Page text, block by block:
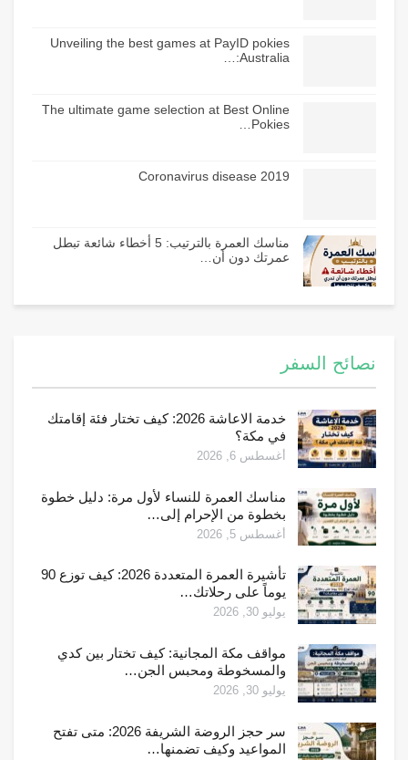
Unveiling the best games at PayID pokies
Australia:…
The ultimate game selection at Best Online
Pokies…
Coronavirus disease 2019
مناسك العمرة بالترتيب: 5 أخطاء شائعة تبطل
عمرتك دون أن…
نصائح السفر
خدمة الاعاشة 2026: كيف تختار فئة إقامتك
في مكة؟
أغسطس 6, 2026
مناسك العمرة للنساء لأول مرة: دليل خطوة
بخطوة من الإحرام إلى…
أغسطس 5, 2026
تأشيرة العمرة المتعددة 2026: كيف توزع 90
يوماً على رحلاتك…
يوليو 30, 2026
مواقف مكة المجانية: كيف تختار بين كدي
والمسخوطة ومحبس الجن…
يوليو 30, 2026
سر حجز الروضة الشريفة 2026: متى تفتح
المواعيد وكيف تضمنها…